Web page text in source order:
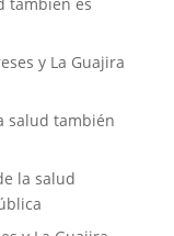
y La Guajira
salud también
la salud